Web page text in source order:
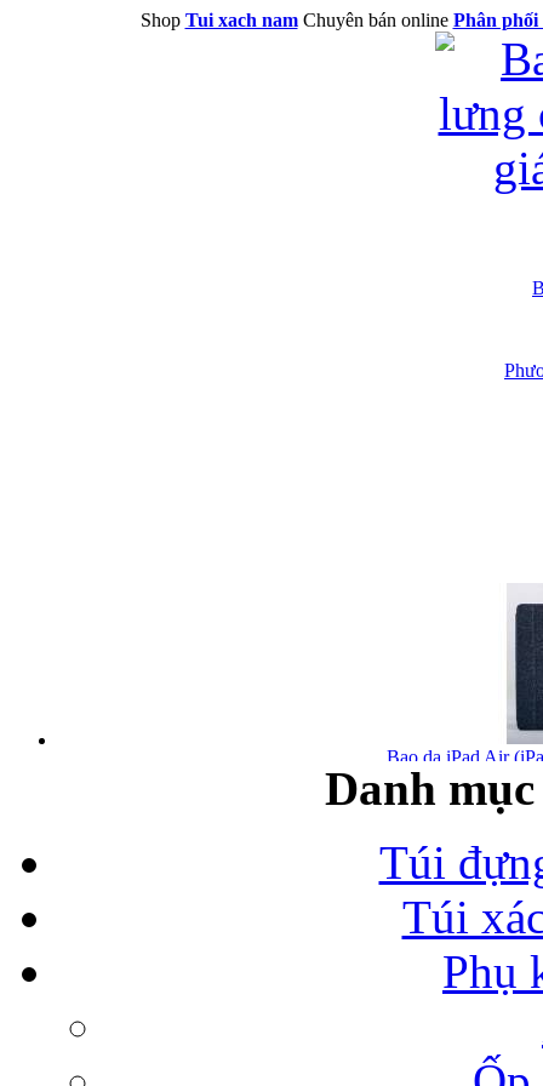
Shop Tui xach namChuyên bán online Phân phối
Bao da iPad Air
Bao da iPad Air
Danh
Túi
Túi
Phụ